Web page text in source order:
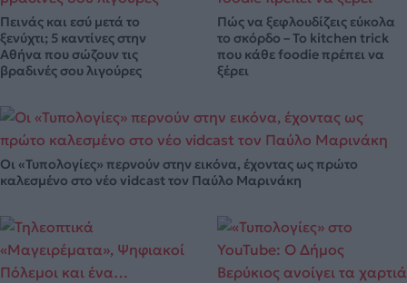
Πεινάς και εσύ μετά το
ξενύχτι; 5 καντίνες στην
Αθήνα που σώζουν τις
βραδινές σου λιγούρες
Πώς να ξεφλουδίζεις εύκολα
το σκόρδο – Το kitchen trick
που κάθε foodie πρέπει να
ξέρει
Οι «Τυπολογίες» περνούν στην εικόνα, έχοντας ως πρώτο
καλεσμένο στο νέο vidcast τον Παύλο Μαρινάκη